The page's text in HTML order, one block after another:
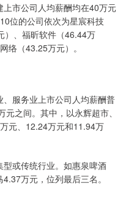
市公司人均薪酬均在40万元
位的公司依次为星宸科技
）、福昕软件（46.44万
络（43.25万元）。
服务业上市公司人均薪酬普
之间。其中，以永辉超市、
元、12.24万元和11.94万
或传统行业。如惠泉啤酒
万元，位列最后三名。